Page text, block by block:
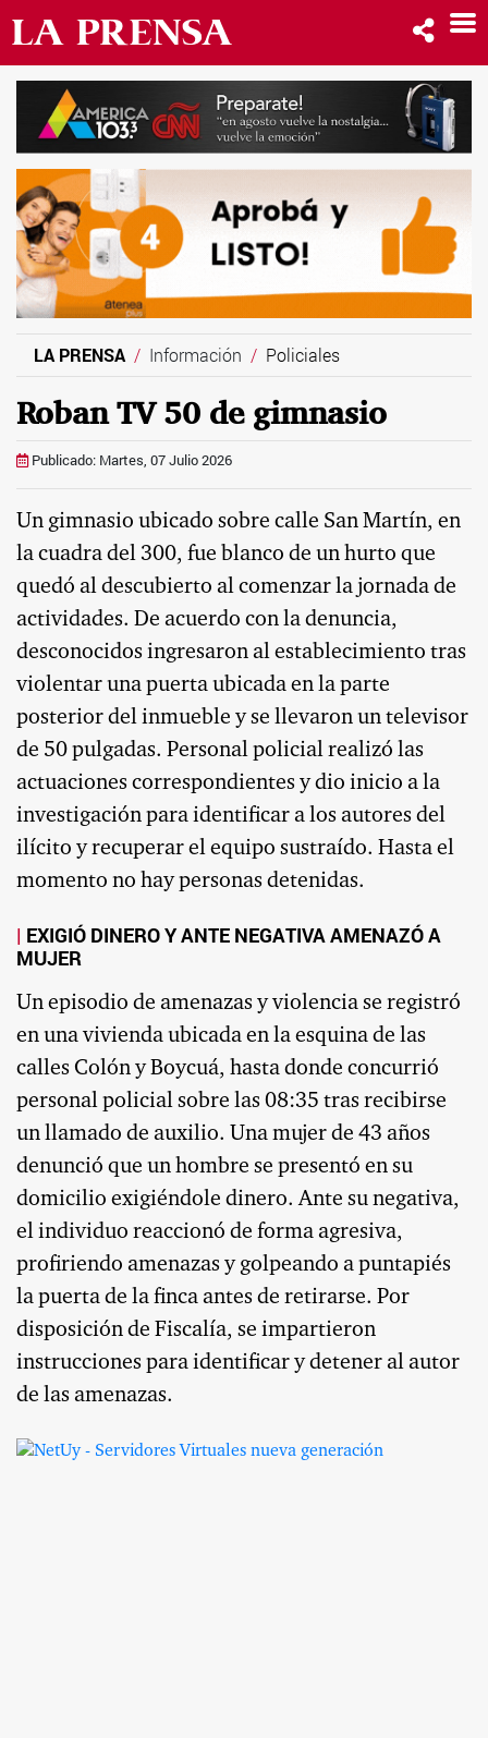
LA PRENSA Información Policiales
Roban TV 50 de gimnasio
Publicado: Martes, 07 Julio 2026
Un gimnasio ubicado sobre calle San Martín, en
la cuadra del 300, fue blanco de un hurto que
quedó al descubierto al comenzar la jornada de
actividades. De acuerdo con la denuncia,
desconocidos ingresaron al establecimiento tras
violentar una puerta ubicada en la parte
posterior del inmueble y se llevaron un televisor
de 50 pulgadas. Personal policial realizó las
actuaciones correspondientes y dio inicio a la
investigación para identificar a los autores del
ilícito y recuperar el equipo sustraído. Hasta el
momento no hay personas detenidas.
EXIGIÓ DINERO Y ANTE NEGATIVA AMENAZÓ A
MUJER
Un episodio de amenazas y violencia se registró
en una vivienda ubicada en la esquina de las
calles Colón y Boycuá, hasta donde concurrió
personal policial sobre las 08:35 tras recibirse
un llamado de auxilio. Una mujer de 43 años
denunció que un hombre se presentó en su
domicilio exigiéndole dinero. Ante su negativa,
el individuo reaccionó de forma agresiva,
profiriendo amenazas y golpeando a puntapiés
la puerta de la finca antes de retirarse. Por
disposición de Fiscalía, se impartieron
instrucciones para identificar y detener al autor
de las amenazas.